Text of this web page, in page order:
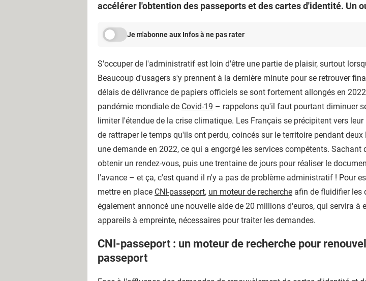
accélérer l'obtention des passeports et des cartes d'identité. Un
Je m'abonne aux Infos à ne pas rater
S'occuper de l'administratif est loin d'être une partie de plaisir, surtout
Beaucoup d'usagers s'y prennent à la dernière minute pour se retrouver
délais de délivrance de papiers officiels se sont fortement allongés en
pandémie mondiale de Covid-19 – rappelons qu'il faut pourtant diminuer
limiter l'étendue de la crise climatique. Les Français se précipitent vers
de rattraper le temps qu'ils ont perdu, coincés sur le territoire pendant
une demande en 2022, ce qui a engorgé les services compétents.
obtenir un rendez-vous, puis une trentaine de jours pour réaliser le
l'avance – et ça, c'est quand il n'y a pas de problème administratif ! Pour
mettre en place CNI-passeport, un moteur de recherche afin de fluidifier les
également annoncé une nouvelle aide de 20 millions d'euros, qui servira à
appareils à empreinte, nécessaires pour traiter les demandes.
CNI-passeport : un moteur de recherche pour
passeport